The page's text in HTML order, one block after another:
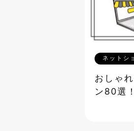
ネットシ
おしゃ
ン80選！